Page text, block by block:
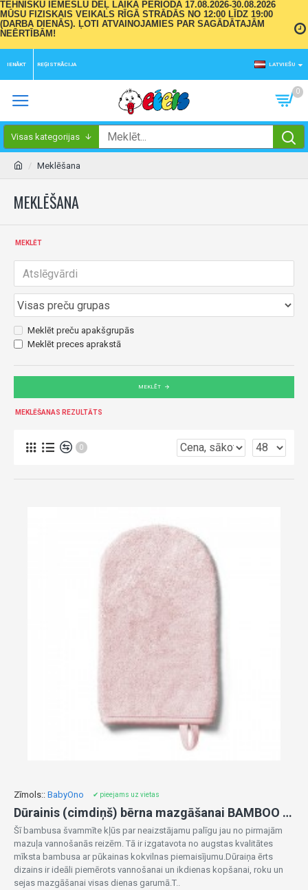
TEHNISKU IEMESLU DĒĻ LAIKA PERIODĀ 17.08.2026-30.08.2026
MŪSU FIZISKAIS VEIKALS RĪGĀ STRĀDĀS NO 12:00 LĪDZ 19:00
(DARBA DIENĀS). ĻOTI ATVAINOJAMIES PAR SAGĀDĀTAJĀM
NEĒRTĪBĀM!
IENĀKT REĢISTRĀCIJA LATVIEŠU
0
Visas kategorijas
Meklēšana
MEKLĒŠANA
MEKLĒT
Meklēt preču apakšgrupās
Meklēt preces aprakstā
MEKLĒT
MEKLĒŠANAS REZULTĀTS
0
Zīmols:: BabyOno ✔ pieejams uz vietas
Dūrainis (cimdiņš) bērna mazgāšanai BAMBOO 347/10 pink
Šī bambusa švammīte kļūs par neaizstājamu palīgu jau no pirmajām
mazuļa vannošanās reizēm. Tā ir izgatavota no augstas kvalitātes
mīksta bambusa ar pūkainas kokvilnas piemaisījumu.Dūraiņa ērts
dizains ir ideāli piemērots vannošanai un ikdienas kopšanai, roku un
sejas mazgāšanai visas dienas garumā.T..